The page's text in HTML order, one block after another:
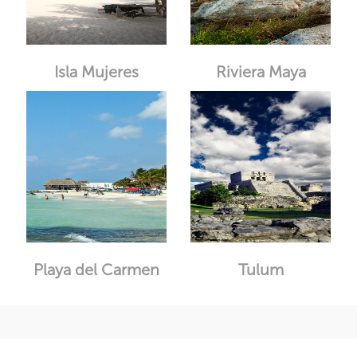
Isla Mujeres Riviera Maya
Playa del Carmen Tulum